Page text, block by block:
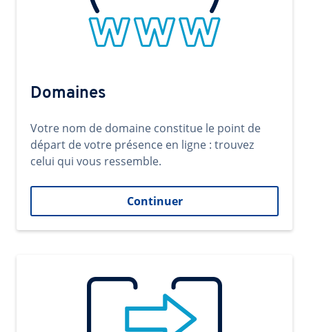
Domaines
Votre nom de domaine constitue le point de
départ de votre présence en ligne : trouvez
celui qui vous ressemble.
Continuer